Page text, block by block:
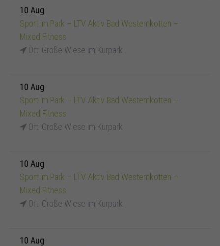
10 Aug
Sport im Park – LTV Aktiv Bad Westernkotten –
Mixed Fitness
Ort: Große Wiese im Kurpark
10 Aug
Sport im Park – LTV Aktiv Bad Westernkotten –
Mixed Fitness
Ort: Große Wiese im Kurpark
10 Aug
Sport im Park – LTV Aktiv Bad Westernkotten –
Mixed Fitness
Ort: Große Wiese im Kurpark
10 Aug